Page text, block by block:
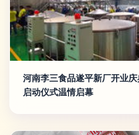
河南李三食品遂平新厂开业
启动仪式温情启幕